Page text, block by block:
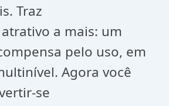
Traz
a mais: um
pelo uso, em
Agora você
se